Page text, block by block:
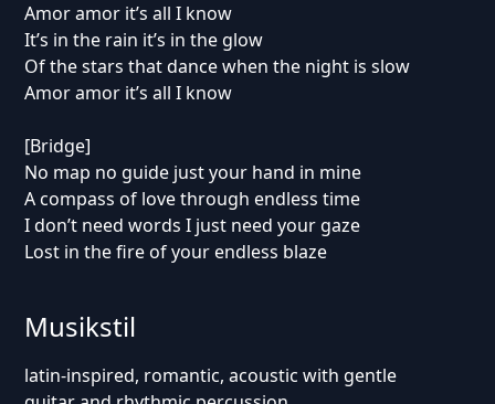
Amor amor it’s all I know
It’s in the rain it’s in the glow
Of the stars that dance when the night is slow
Amor amor it’s all I know
[Bridge]
No map no guide just your hand in mine
A compass of love through endless time
I don’t need words I just need your gaze
Lost in the fire of your endless blaze
Musikstil
latin-inspired, romantic, acoustic with gentle